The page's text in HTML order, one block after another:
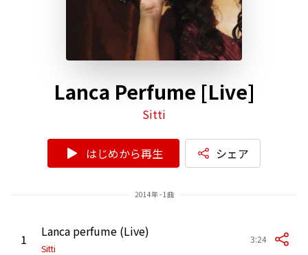
Lanca Perfume [Live]
Sitti
はじめから再生 シェア
2014年 - 1曲
1 Lanca perfume (Live)
Sitti
3:24